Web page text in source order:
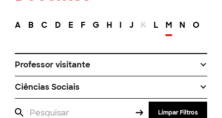
A B C D E F G H I J K L M N O
Professor visitante
Ciências Sociais
Limpar Filtros